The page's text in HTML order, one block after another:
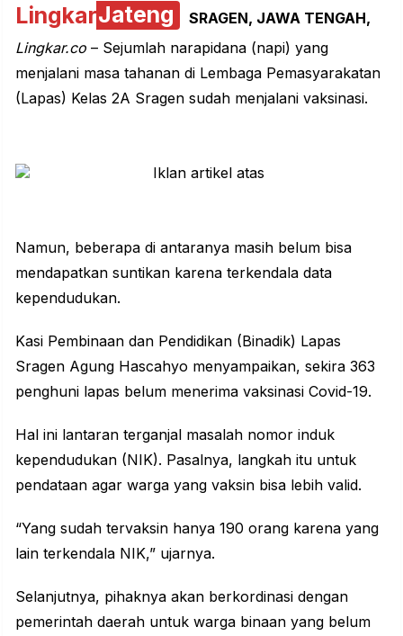
LingkarJateng
SRAGEN, JAWA TENGAH,
Lingkar.co – Sejumlah narapidana (napi) yang
menjalani masa tahanan di Lembaga Pemasyarakatan
(Lapas) Kelas 2A Sragen sudah menjalani vaksinasi.
Namun, beberapa di antaranya masih belum bisa
mendapatkan suntikan karena terkendala data
kependudukan.
Kasi Pembinaan dan Pendidikan (Binadik) Lapas
Sragen Agung Hascahyo menyampaikan, sekira 363
penghuni lapas belum menerima vaksinasi Covid-19.
Hal ini lantaran terganjal masalah nomor induk
kependudukan (NIK). Pasalnya, langkah itu untuk
pendataan agar warga yang vaksin bisa lebih valid.
“Yang sudah tervaksin hanya 190 orang karena yang
lain terkendala NIK,” ujarnya.
Selanjutnya, pihaknya akan berkordinasi dengan
pemerintah daerah untuk warga binaan yang belum